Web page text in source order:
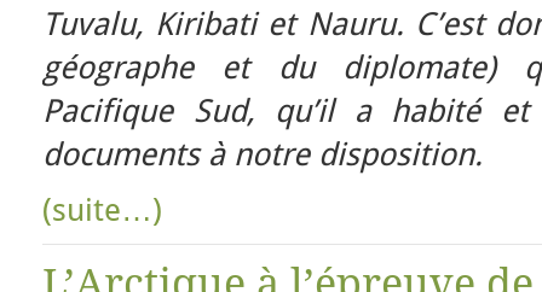
Tuvalu, Kiribati et Nauru. C’est
géographe et du diplomate)
Pacifique Sud, qu’il a habité
documents à notre disposition.
(suite…)